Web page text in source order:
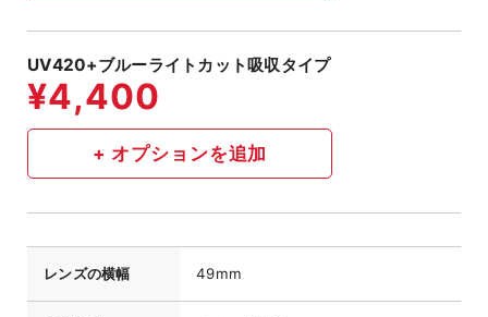
UV420+ブルーライトカット吸収タイプ
レンズの横幅 49mm